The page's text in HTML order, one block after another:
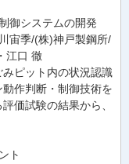
御システムの開発
宙季/(株)神戸製鋼所/
江口 徹
ピット内の状況認識
作判断・制御技術を
価試験の結果から、
ト